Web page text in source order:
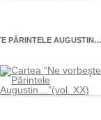
PĂRINTELE